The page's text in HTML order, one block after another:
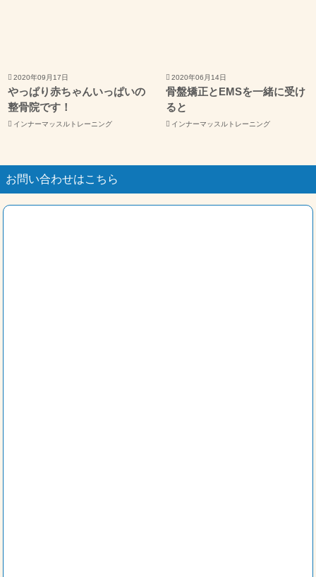
2020年09月17日
やっぱり赤ちゃんいっぱいの
整骨院です！
インナーマッスルトレーニング
2020年06月14日
骨盤矯正とEMSを一緒に受け
ると
インナーマッスルトレーニング
お問い合わせはこちら